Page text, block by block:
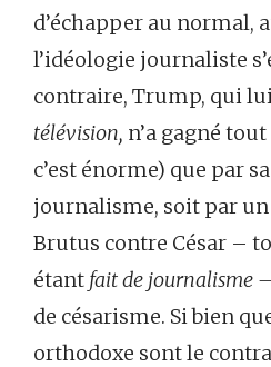
d’échapper au normal,
l’idéologie journaliste
contraire, Trump, qui
télévision, n’a gagné
c’est énorme) que par
journalisme, soit par
Brutus contre César –
étant fait de journalisme –
de césarisme. Si bien
orthodoxe sont le